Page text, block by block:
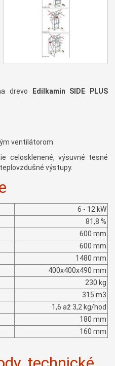
drevo
Edilkamin SIDE PLUS
ventilátorom
celosklenené, výsuvné tesné
výstupy.
6 - 12 kW
81,8 %
600 mm
600 mm
1480 mm
400x400x490 mm
230 kg
315 m3
1,6 až 3,2 kg/hod
180 mm
160 mm